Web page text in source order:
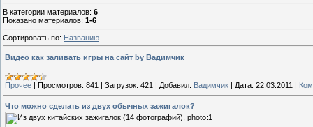
В категории материалов: 6
Показано материалов: 1-6
Сортировать по: Названию
Видео как заливать игры на сайт by Вадимчик
Прочее | Просмотров: 841 | Загрузок: 421 | Добавил: Вадимчик | Дата: 22.03.2011 |
Что можно сделать из двух обычных зажигалок?